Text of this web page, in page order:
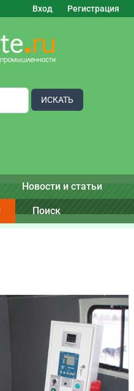
Вход Регистрация
ИСКАТЬ
Новости и статьи
Поиск